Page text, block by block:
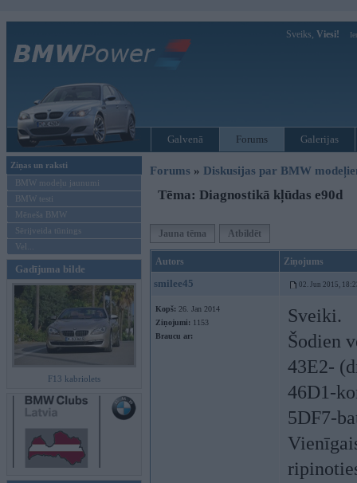
Sveiks, Viesi!
Galvenā Forums Galerijas
Ziņas un raksti
BMW modeļu jaunumi
BMW testi
Mēneša BMW
Sērijveida tūnings
Vel...
Gadījuma bilde
F13 kabriolets
Forums » Diskusijas par BMW
Tēma: Diagnostikā kļūdas e90d
Jauna tēma Atbildēt
Autors Ziņojums
smilee45 02. Jun 2015,
Kopš: 26. Jan 2014
Ziņojumi: 1153
Braucu ar:
Sveiki.
Šodien
43E2-
46D1-
5DF7-